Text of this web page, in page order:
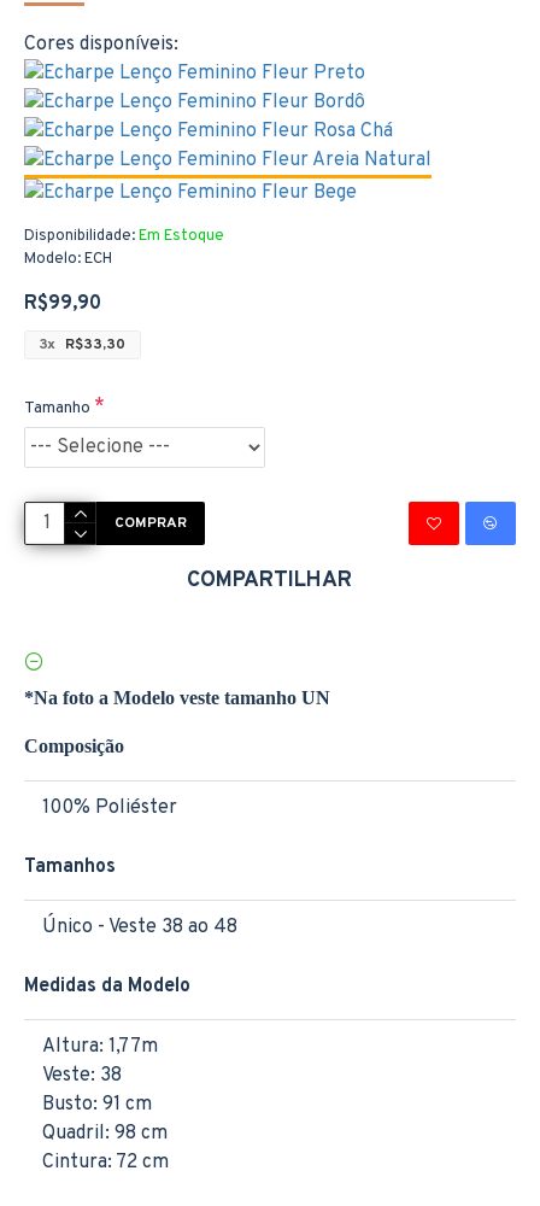
Disponibilidade:Em Estoque
Modelo:ECH
R$99,90
3x R$33,30
Cores disponíveis:
Tamanho
COMPRAR
COMPARTILHAR
*Na foto a Modelo veste tamanho UN
Composição
100% Poliéster
Tamanhos
Único - Veste 38 ao 48
Medidas da Modelo
Altura: 1,77m
Veste: 38
Busto: 91 cm
Quadril: 98 cm
Cintura: 72 cm